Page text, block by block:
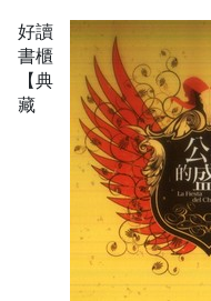
好讀
書櫃
【典
藏